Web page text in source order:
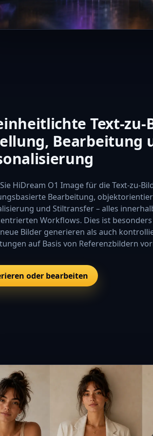
Text-zu-
Bearbeitung
HiDream O1 Image für die Text-zu-
Bearbeitung,
und Stiltransfer – alles
Workflows. Dies ist
Bilder generieren als auch
auf Basis von Referenzbildern
oder bearbeiten